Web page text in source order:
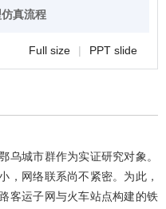
真流程
Full size | PPT slide
乌城市群作为实证研究对象。
，网络联系尚不紧密。为此，
客运子网与火车站点构建的铁